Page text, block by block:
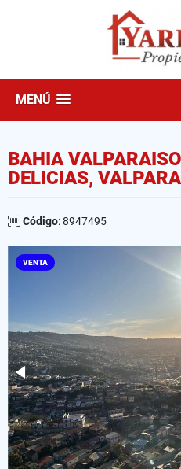
MENÚ
BAHIA
DELICIAS,
Código: 8947495
VENTA